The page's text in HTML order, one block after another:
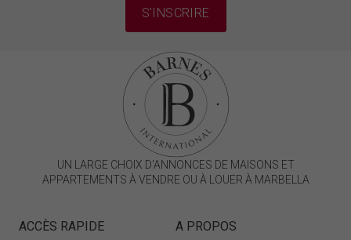
S'INSCRIRE
UN LARGE CHOIX D'ANNONCES DE MAISONS ET
APPARTEMENTS À VENDRE OU À LOUER À MARBELLA
ACCÈS RAPIDE
A PROPOS